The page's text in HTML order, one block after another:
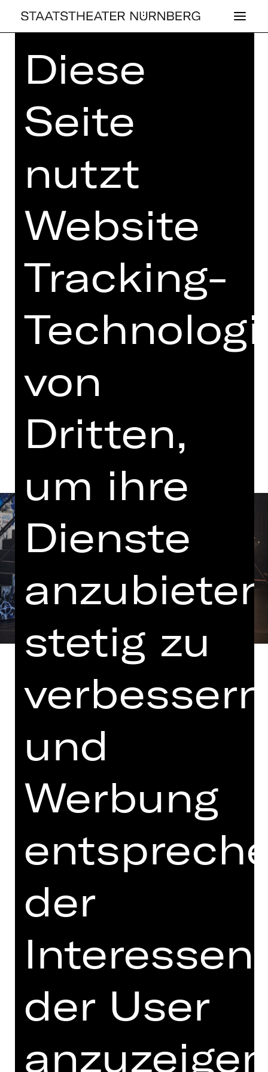
Home >
Mann, was nun?
KLEI­NER MANN,
WAS NUN?
nach dem Roman von Hans Fallada
Regie: Marcel Kohler
Samstag, 20.06.2026
19.30 - 22.45 Uhr
Schauspielhaus
Abo W1
Termine in aktueller Spielzeit
Termine und Besetzung
Hinweis auf sensible Inhalte
um ihre Existenz kämpft, das ist die
Stadt, in der geliebt und gehasst wird,
geboren und gestorben, in der
hoffen, arbeiten, verzweifeln und von
Neuem hoffen: ein Nichts. Hingesetzt
in die Weite unermesslichen Raumes,
ein Staubkorn, ein Pünktchen auf der
Größe des Erdballs, der wiederum
weniger als die Spitze einer Nadel ist
verliert unter Millionen von Sonnen,
Erden, Planeten.“ (Hans Fallada-
In seiner Adaption von Hans Falladas
Roman „Kleiner Mann, was nun?“
einer solchen Stadt heran. Dort
wohnen Lämmchen und Pinneberg,
Diese
Seite
nutzt
Website
Tracking-
von
Dritten,
um ihre
Dienste
stetig zu
verbessern
und
Werbung
der
Interessen
der User